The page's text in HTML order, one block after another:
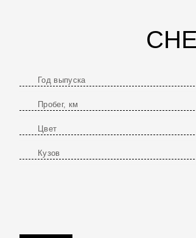
Год выпуска
Пробег, км
Цвет
Кузов